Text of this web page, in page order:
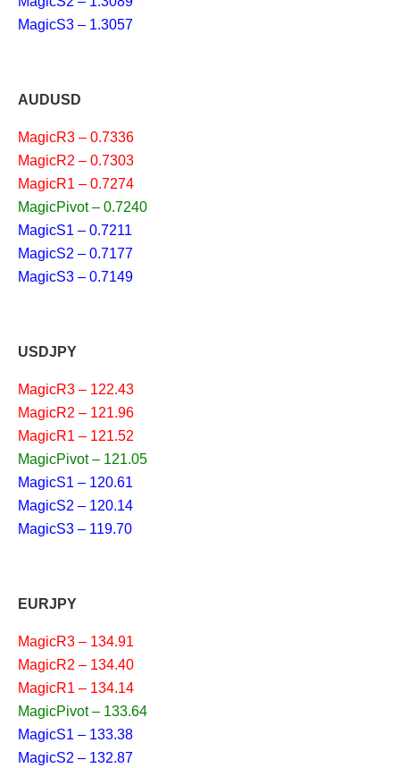
MagicS3 – 1.3057
AUDUSD
MagicR3 – 0.7336
MagicR2 – 0.7303
MagicR1 – 0.7274
MagicPivot – 0.7240
MagicS1 – 0.7211
MagicS2 – 0.7177
MagicS3 – 0.7149
USDJPY
MagicR3 – 122.43
MagicR2 – 121.96
MagicR1 – 121.52
MagicPivot – 121.05
MagicS1 – 120.61
MagicS2 – 120.14
MagicS3 – 119.70
EURJPY
MagicR3 – 134.91
MagicR2 – 134.40
MagicR1 – 134.14
MagicPivot – 133.64
MagicS1 – 133.38
MagicS2 – 132.87